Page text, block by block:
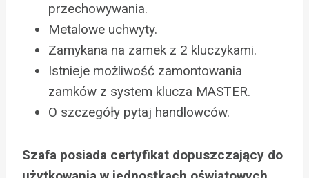
przechowywania.
Metalowe uchwyty.
Zamykana na zamek z 2 kluczykami.
Istnieje możliwość zamontowania
zamków z system klucza MASTER.
O szczegóły pytaj handlowców.
Szafa posiada certyfikat dopuszczający do